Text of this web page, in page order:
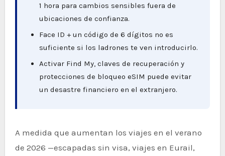
1 hora para cambios sensibles fuera de
ubicaciones de confianza.
Face ID + un código de 6 dígitos no es
suficiente si los ladrones te ven introducirlo.
Activar Find My, claves de recuperación y
protecciones de bloqueo eSIM puede evitar
un desastre financiero en el extranjero.
A medida que aumentan los viajes en el verano
de 2026 —escapadas sin visa, viajes en Eurail,